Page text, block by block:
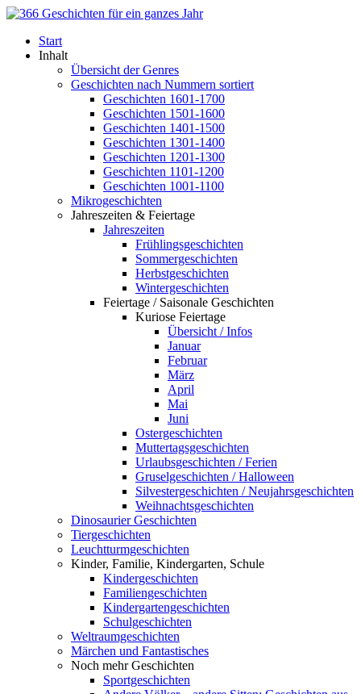
Start
Inhalt
Übersicht der Genres
Geschichten nach Nummern sortiert
Geschichten 1601-1700
Geschichten 1501-1600
Geschichten 1401-1500
Geschichten 1301-1400
Geschichten 1201-1300
Geschichten 1101-1200
Geschichten 1001-1100
Mikrogeschichten
Jahreszeiten & Feiertage
Jahreszeiten
Frühlingsgeschichten
Sommergeschichten
Herbstgeschichten
Wintergeschichten
Feiertage / Saisonale Geschichten
Kuriose Feiertage
Übersicht / Infos
Januar
Februar
März
April
Mai
Juni
Ostergeschichten
Muttertagsgeschichten
Urlaubsgeschichten / Ferien
Gruselgeschichten / Halloween
Silvestergeschichten / Neujahrsgeschichten
Weihnachtsgeschichten
Dinosaurier Geschichten
Tiergeschichten
Leuchtturmgeschichten
Kinder, Familie, Kindergarten, Schule
Kindergeschichten
Familiengeschichten
Kindergartengeschichten
Schulgeschichten
Weltraumgeschichten
Märchen und Fantastisches
Noch mehr Geschichten
Sportgeschichten